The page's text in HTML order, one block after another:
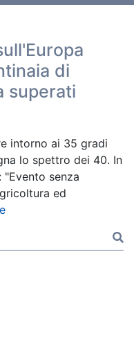
di
superati
intorno ai 35 gradi
lo spettro dei 40. In
senza
ed